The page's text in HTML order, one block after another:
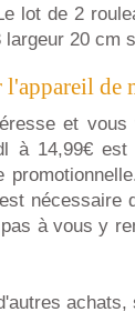
lot de 2
20 cm
l'appareil de
et
à 14,99€
nécessaire
à vous y
achats,